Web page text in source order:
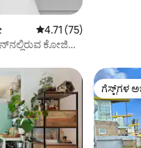
5 ರಲ್ಲಿ 4.71 ಸರಾಸರಿ
4.71 (75)
ಕೋಜಿ
ಗೆಸ್ಟ್‌ಗಳ
ಗೆಸ್ಟ್‌ಗಳ